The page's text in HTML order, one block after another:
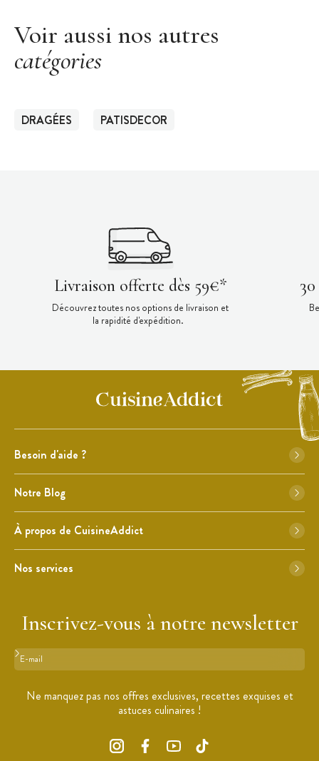
Voir aussi nos autres
catégories
DRAGÉES PATISDECOR
Livraison offerte dès 59€*
Découvrez toutes nos options de livraison et
la rapidité d'expédition.
Besoin d'aide ?
Notre Blog
À propos de CuisineAddict
Nos services
Inscrivez-vous à notre newsletter
Format : adresse@email.com
Ne manquez pas nos offres exclusives, recettes exquises et
astuces culinaires !